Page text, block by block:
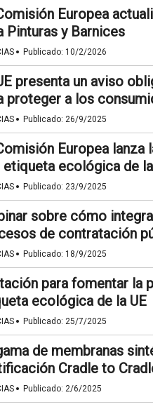
Europea
Pinturas y Barnices
· Publicado: 10/2/2026
presenta un aviso
proteger a los
· Publicado: 26/9/2025
Europea
etiqueta ecológica de
· Publicado: 23/9/2025
sobre cómo
de contratación
· Publicado: 18/9/2025
para fomentar la
ecológica de la UE
· Publicado: 25/7/2025
de membranas
Cradle to
· Publicado: 2/6/2025